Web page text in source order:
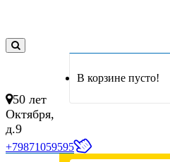
В корзине пусто!
50 лет
Октября,
д.9
+79871059595